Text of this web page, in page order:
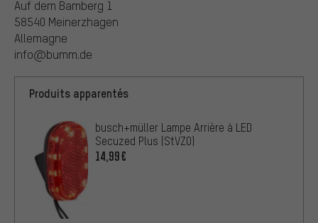
Auf dem Bamberg 1
58540 Meinerzhagen
Allemagne
info@bumm.de
Produits apparentés
busch+müller Lampe Arrière à LED
Secuzed Plus (StVZO)
14,99€